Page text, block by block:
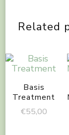
Related
Basis
Treatment
€55,00